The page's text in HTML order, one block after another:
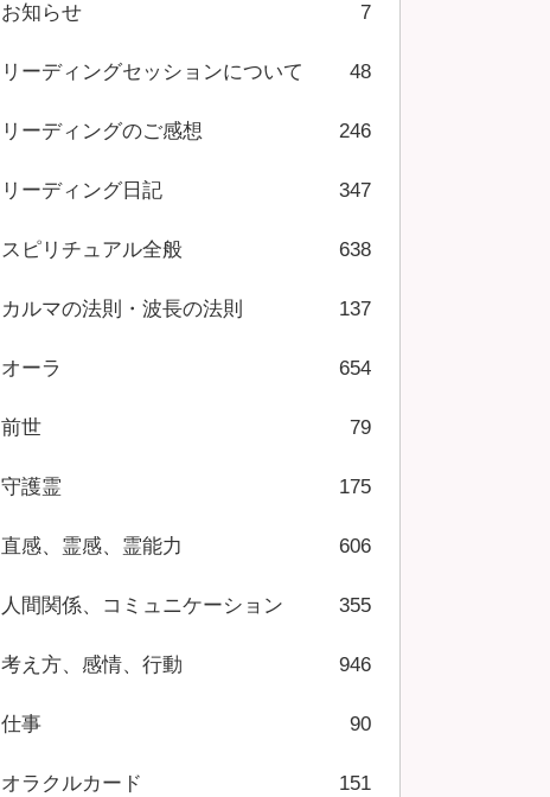
お知らせ 7
リーディングセッションについて 48
リーディングのご感想 246
リーディング日記 347
スピリチュアル全般 638
カルマの法則・波長の法則 137
オーラ 654
前世 79
守護霊 175
直感、霊感、霊能力 606
人間関係、コミュニケーション 355
考え方、感情、行動 946
仕事 90
オラクルカード 151